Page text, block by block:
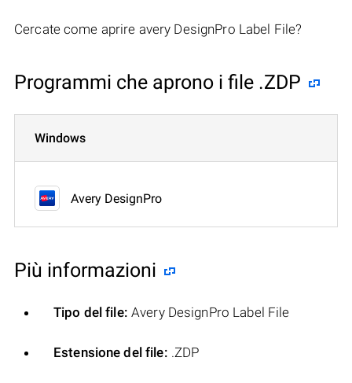
Cercate come aprire avery DesignPro Label File?
Programmi che aprono i file .ZDP
Windows
Avery DesignPro
Più informazioni
Tipo del file: Avery DesignPro Label File
Estensione del file: .ZDP